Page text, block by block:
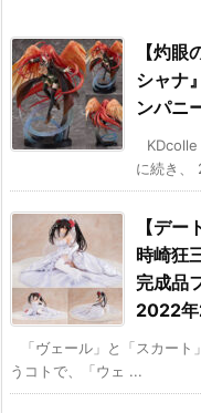
【灼
シャナ
ンパニ
に続き、
【デ
時崎狂
完成品
2022
「ヴェール」と「スカー
うコトで、「ウェ ...